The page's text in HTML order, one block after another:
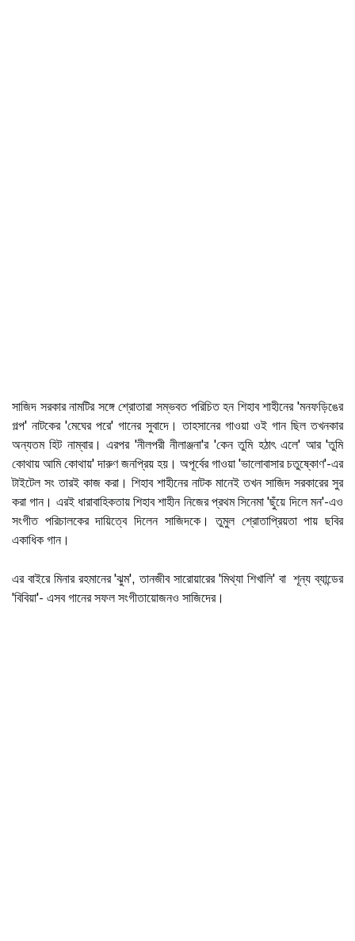
সাজিদ সরকার নামটির সঙ্গে শ্রোতারা সম্ভবত পরিচিত হন শিহাব শাহীনের 'মনফড়িঙের
গল্প' নাটকের 'মেঘের পরে' গানের সুবাদে। তাহসানের গাওয়া ওই গান ছিল তখনকার
অন্যতম হিট নাম্বার। এরপর 'নীলপরী নীলাঞ্জনা'র 'কেন তুমি হঠাৎ এলে' আর 'তুমি
কোথায় আমি কোথায়' দারুণ জনপ্রিয় হয়। অপূর্বের গাওয়া 'ভালোবাসার চতুষ্কোণ'-এর
টাইটেল সং তারই কাজ করা। শিহাব শাহীনের নাটক মানেই তখন সাজিদ সরকারের সুর
করা গান। এরই ধারাবাহিকতায় শিহাব শাহীন নিজের প্রথম সিনেমা 'ছুঁয়ে দিলে মন'-এও
সংগীত পরিচালকের দায়িত্বে দিলেন সাজিদকে। তুমুল শ্রোতাপ্রিয়তা পায় ছবির
একাধিক গান।
এর বাইরে মিনার রহমানের ‌'ঝুম', তানজীব সারোয়ারের 'মিথ্যা শিখালি' বা শূন্য ব্যান্ডের
'বিবিয়া'- এসব গানের সফল সংগীতায়োজনও সাজিদের।